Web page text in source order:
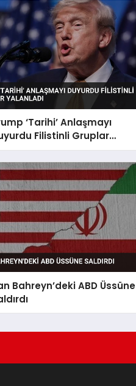
‘Tarihi’ Anlaşmayı
Filistinli Gruplar
Bahreyn’deki ABD Üssüne